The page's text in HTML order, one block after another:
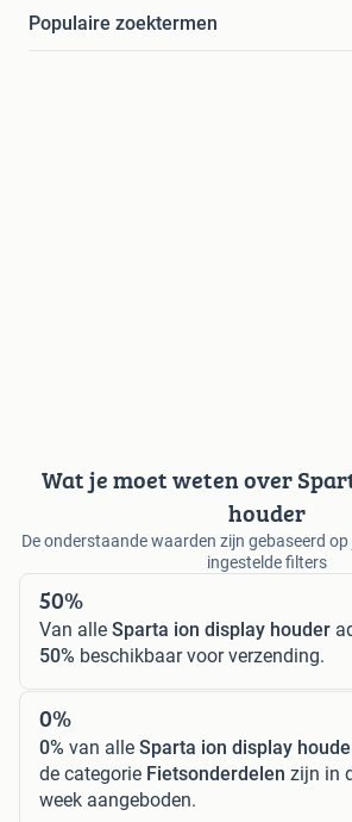
Populaire zoektermen
Wat je moet weten over
houder
De onderstaande waarden zijn gebaseerd
ingestelde filters
50%
Van alle Sparta ion display houder
50% beschikbaar voor verzending.
0%
0% van alle Sparta ion display
de categorie Fietsonderdelen zijn in
week aangeboden.